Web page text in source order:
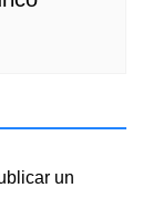
un